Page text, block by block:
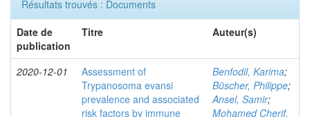
Résultats trouvés : Documents
Date de
publication
Titre Auteur(s)
2020-12-01
Assessment of
Trypanosoma evansi
prevalence and associated
risk factors by immune
Benfodil, Karima;
Büscher, Philippe;
Ansel, Samir;
Mohamed Cherif,